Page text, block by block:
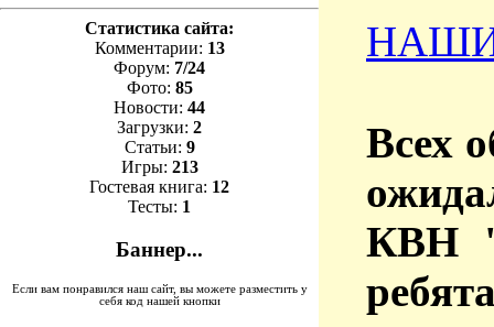
Статистика сайта:
Комментарии: 13
Форум: 7/24
Фото: 85
Новости: 44
Загрузки: 2
Статьи: 9
Игры: 213
Гостевая книга: 12
Тесты: 1
Баннер...
Если вам понравился наш сайт, вы можете разместить у
себя код нашей кнопки
Всех
КВН